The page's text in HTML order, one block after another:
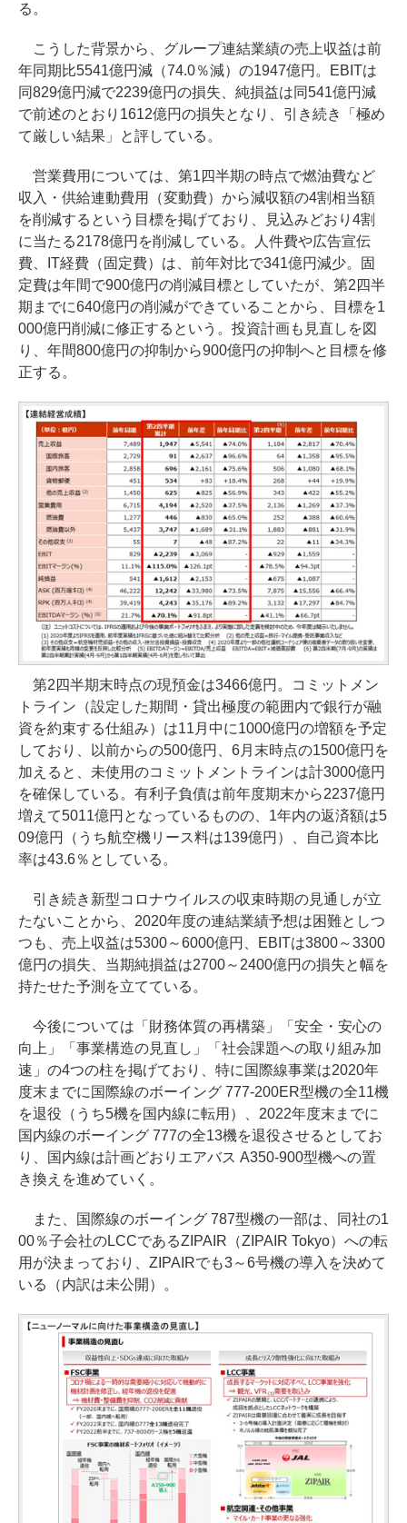
る。
こうした背景から、グループ連結業績の売上収益は前
年同期比5541億円減（74.0％減）の1947億円。EBITは
同829億円減で2239億円の損失、純損益は同541億円減
で前述のとおり1612億円の損失となり、引き続き「極め
て厳しい結果」と評している。
営業費用については、第1四半期の時点で燃油費など
収入・供給連動費用（変動費）から減収額の4割相当額
を削減するという目標を掲げており、見込みどおり4割
に当たる2178億円を削減している。人件費や広告宣伝
費、IT経費（固定費）は、前年対比で341億円減少。固
定費は年間で900億円の削減目標としていたが、第2四半
期までに640億円の削減ができていることから、目標を1
000億円削減に修正するという。投資計画も見直しを図
り、年間800億円の抑制から900億円の抑制へと目標を修
正する。
第2四半期末時点の現預金は3466億円。コミットメン
トライン（設定した期間・貸出極度の範囲内で銀行が融
資を約束する仕組み）は11月中に1000億円の増額を予定
しており、以前からの500億円、6月末時点の1500億円を
加えると、未使用のコミットメントラインは計3000億円
を確保している。有利子負債は前年度期末から2237億円
増えて5011億円となっているものの、1年内の返済額は5
09億円（うち航空機リース料は139億円）、自己資本比
率は43.6％としている。
引き続き新型コロナウイルスの収束時期の見通しが立
たないことから、2020年度の連結業績予想は困難としつ
つも、売上収益は5300～6000億円、EBITは3800～3300
億円の損失、当期純損益は2700～2400億円の損失と幅を
持たせた予測を立てている。
今後については「財務体質の再構築」「安全・安心の
向上」「事業構造の見直し」「社会課題への取り組み加
速」の4つの柱を掲げており、特に国際線事業は2020年
度末までに国際線のボーイング 777-200ER型機の全11機
を退役（うち5機を国内線に転用）、2022年度末までに
国内線のボーイング 777の全13機を退役させるとしてお
り、国内線は計画どおりエアバス A350-900型機への置
き換えを進めていく。
また、国際線のボーイング 787型機の一部は、同社の1
00％子会社のLCCであるZIPAIR（ZIPAIR Tokyo）への転
用が決まっており、ZIPAIRでも3～6号機の導入を決めて
いる（内訳は未公開）。